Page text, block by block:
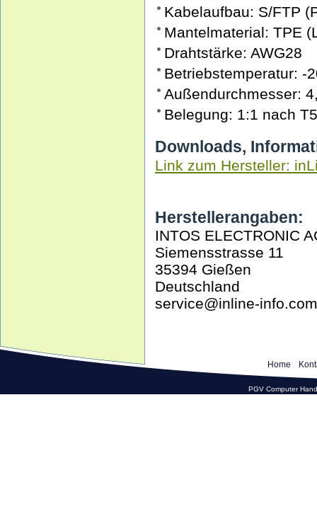
Kabelaufbau: S/FTP
Mantelmaterial: TPE
Drahtstärke: AWG28
Betriebstemperatur: -
Außendurchmesser:
Belegung: 1:1 nach
Downloads,
Link zum Hersteller:
Herstellerangaben:
INTOS ELECTRONIC
Siemensstrasse 11
35394 Gießen
Deutschland
service@inline-info.com
Home
PGV Computer